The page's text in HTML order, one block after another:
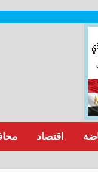
اقتصاد